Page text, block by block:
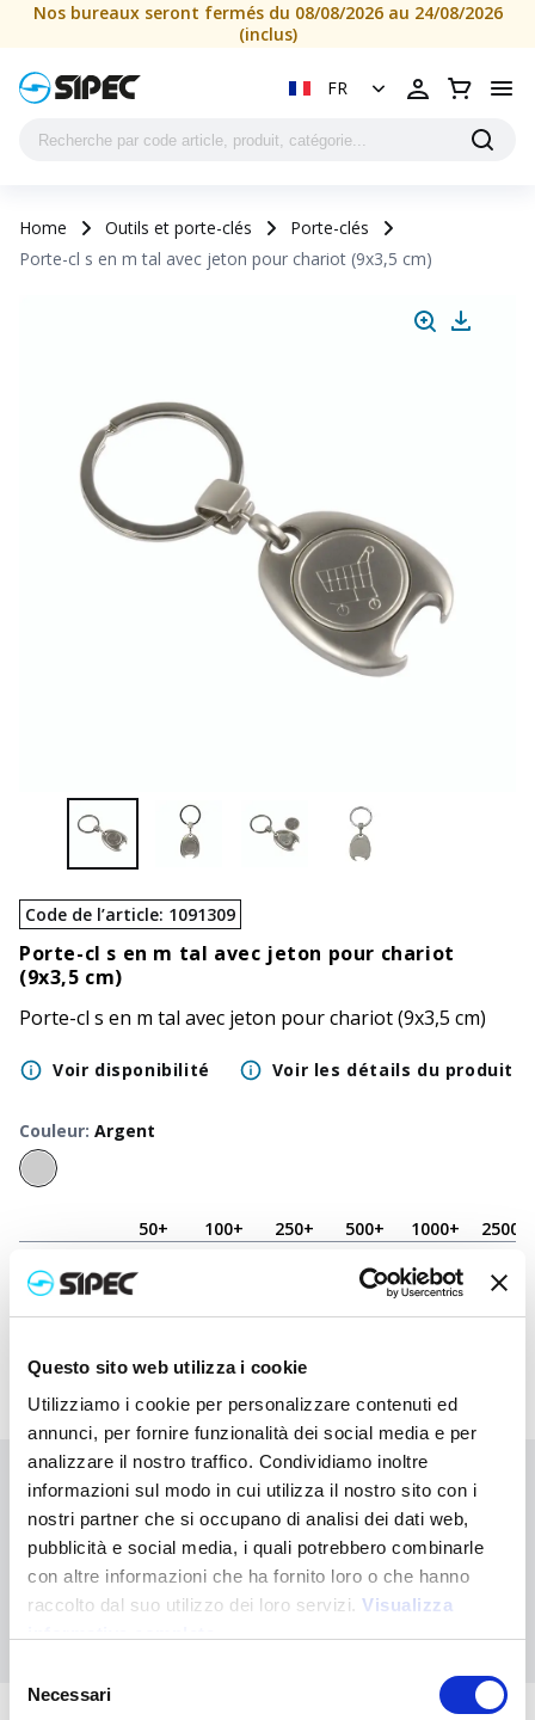
Questo sito web utilizza i cookie
Utilizziamo i cookie per personalizzare contenuti ed
annunci, per fornire funzionalità dei social media e per
analizzare il nostro traffico. Condividiamo inoltre
informazioni sul modo in cui utilizza il nostro sito con i
nostri partner che si occupano di analisi dei dati web,
pubblicità e social media, i quali potrebbero combinarle
con altre informazioni che ha fornito loro o che hanno
raccolto dal suo utilizzo dei loro servizi. Visualizza
delNecessari
Nos bureaux seront fermés du 08/08/2026 au 24/08/2026
(inclus)
FR
Home Outils et porte-clés
Porte-clés
Porte-cl s en m tal avec jeton pour chariot (9x3,5 cm)
Code de l’article: 1091309
Porte-cl s en m tal avec jeton pour chariot
(9x3,5 cm)
Porte-cl s en m tal avec jeton pour chariot (9x3,5 cm)
Voir disponibilité Voir les détails du produit
Couleur: Argent
50+ 100+ 250+ 500+ 1000+ 2500
Prix
imprimé
3,825 3,565€ 3,522€ 3,482
Vous n'avez pas trouvé ce que vous cherchiez ?
Contactez-nous pour obtenir de l'aide ou demandez votre
commande personnalisée
Nous contacter